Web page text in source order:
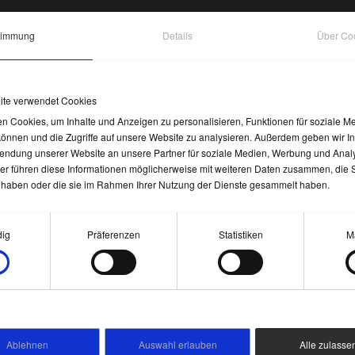
Details Über
verwendet Cookies
Cookies, um Inhalte und Anzeigen zu personalisieren, Funktionen für soziale
und die Zugriffe auf unsere Website zu analysieren. Außerdem geben wir
unserer Website an unsere Partner für soziale Medien, Werbung und
führen diese Informationen möglicherweise mit weiteren Daten zusammen, die
oder die sie im Rahmen Ihrer Nutzung der Dienste gesammelt haben.
Präferenzen Statistiken
Ablehnen Auswahl erlauben Alle
BIM auch für kleinere Projekte?
und Sicherheit auch bei kleinen Bauvorhaben
As-Planned- und ein As-Built-Modell?
Realität: verlässliche Gebäudedaten erfassen
die Vorteile von BIM im
Steuerung und fundierte Entscheidungen sichern